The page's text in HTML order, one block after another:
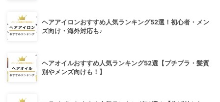
ヘアアイロンおすすめ人気ランキング52選！初心者・メン
ズ向け・海外対応も♪
ヘアオイルおすすめ人気ランキング52選【プチプラ・髪質
別やメンズ向けも！】